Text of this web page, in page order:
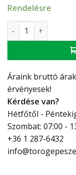
Rendelésre
Flamco tágulási
Áraink bruttó
érvényesek!
Kérdése van?
Hétfőtől -
Szombat: 07:00 -
+36 1 287-6432